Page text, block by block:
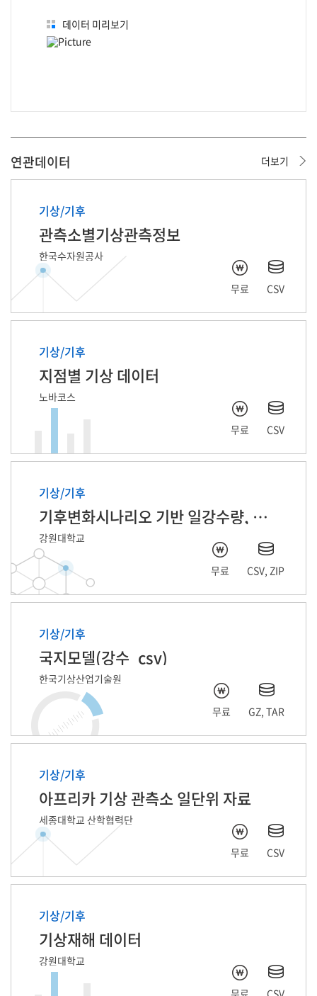
데이터 미리보기
연관데이터 더보기
기상/기후
관측소별기상관측정보
한국수자원공사
무료 CSV
기상/기후
지점별 기상 데이터
노바코스
무료 CSV
기상/기후
기후변화시나리오 기반 일강수량, 일기온 데이터
강원대학교
무료 CSV, ZIP
기상/기후
국지모델(강수_csv)
한국기상산업기술원
무료 GZ, TAR
기상/기후
아프리카 기상 관측소 일단위 자료
세종대학교 산학협력단
무료 CSV
기상/기후
기상재해 데이터
강원대학교
무료 CSV